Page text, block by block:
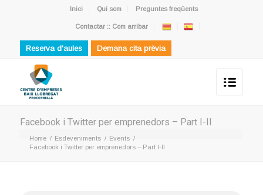
Inici Qui som Preguntes freqüents
Contactar :: Com arribar
Reserva d'aules Demana cita prèvia
Facebook i Twitter per emprenedors – Part I-II
Home / Esdeveniments / Events /
Facebook i Twitter per emprenedors – Part I-II